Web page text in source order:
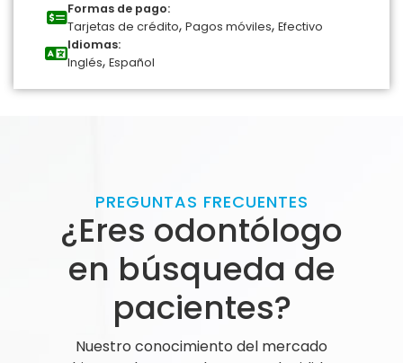
Formas de pago:
Tarjetas de crédito, Pagos móviles, Efectivo
Idiomas:
Inglés, Español
PREGUNTAS FRECUENTES
¿Eres odontólogo
en búsqueda de
pacientes?
Nuestro conocimiento del mercado